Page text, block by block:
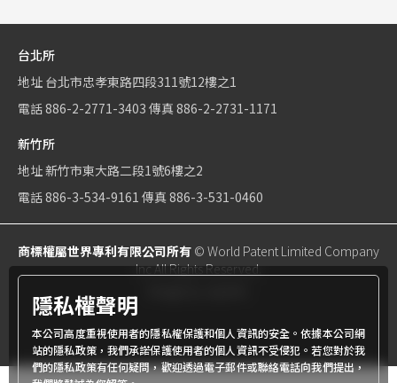
台北所
地址 台北市忠孝東路四段311號12樓之1
電話886-2-2771-3403 傳真 886-2-2731-1171
新竹所
地址新竹市東大路二段1號6樓之2
電話886-3-534-9161 傳真 886-3-531-0460
商標權屬世界專利有限公司所有 © World Patent Limited Company
Inc All Rights Reserved.
隱私權聲明
本公司高度重視使用者的隱私權保護和個人資訊的安全。依據本公司網
站的隱私政策，我們承諾保護使用者的個人資訊不受侵犯。若您對於我
們的隱私政策有任何疑問，歡迎透過電子郵件或聯絡電話向我們提出，